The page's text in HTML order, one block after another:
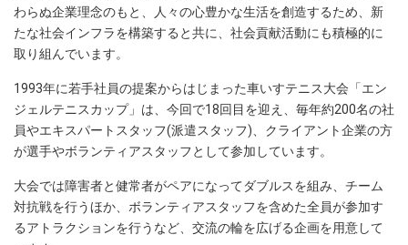
わらぬ企業理念のもと、人々の心豊かな生活を創造するため、新
たな社会インフラを構築すると共に、社会貢献活動にも積極的に
取り組んでいます。
1993年に若手社員の提案からはじまった車いすテニス大会「エン
ジェルテニスカップ」は、今回で18回目を迎え、毎年約200名の社
員やエキスパートスタッフ(派遣スタッフ)、クライアント企業の方
が選手やボランティアスタッフとして参加しています。
大会では障害者と健常者がペアになってダブルスを組み、チーム
対抗戦を行うほか、ボランティアスタッフを含めた全員が参加す
るアトラクションを行うなど、交流の輪を広げる企画を用意して